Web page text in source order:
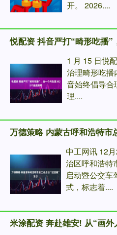
开。 2026....
1 月 15 日悦
治理畸形吃播
音始终倡导合
理....
万德策略 内蒙古呼和浩特市
中工网讯 12
治区呼和浩特
启动暨公交车
式，标志着....
米涂配资 奔赴雄安! 从“画外